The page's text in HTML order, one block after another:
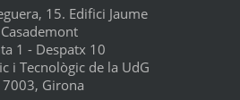
15. Edifici Jaume
Casademont
1 - Despatx 10
i Tecnològic de la UdG
Girona